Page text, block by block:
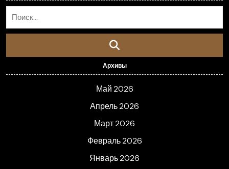
Архивы
Май 2026
Апрель 2026
Март 2026
Февраль 2026
Январь 2026